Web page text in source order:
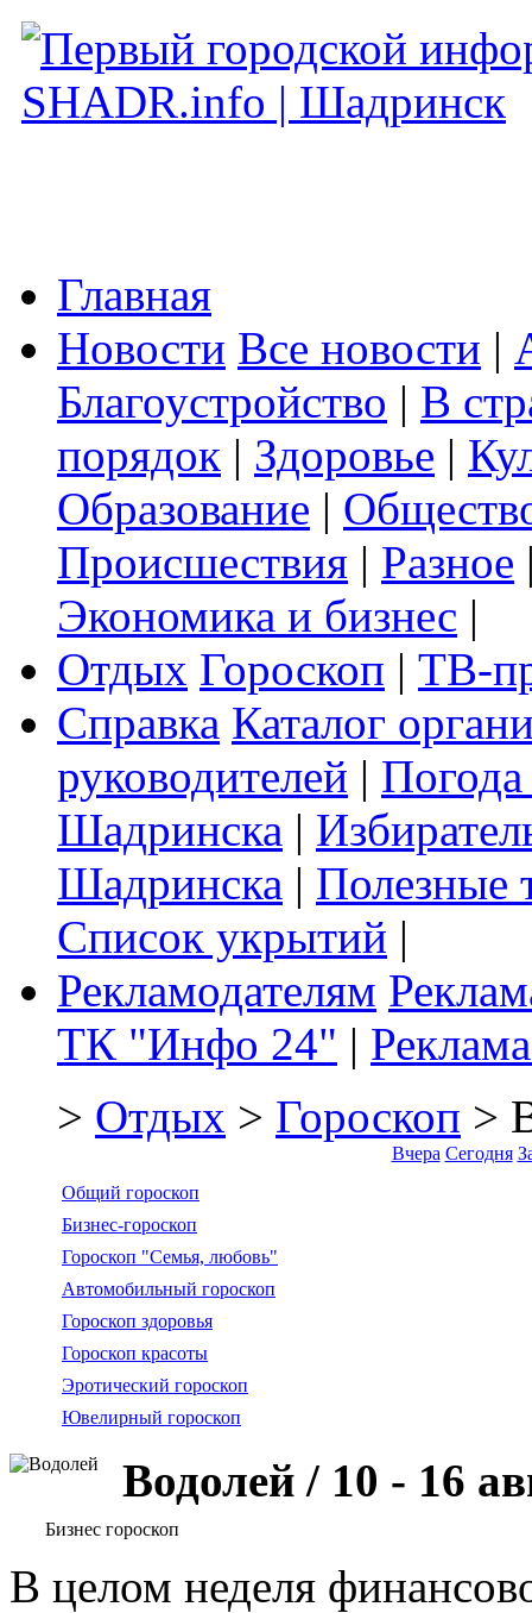
Главная
Новости Все новости |
Благоустройство | В
порядок | Здоровье |
Образование |
Происшествия | Разное
Экономика и бизнес |
Отдых Гороскоп | ТВ-
Справка Каталог
руководителей |
Шадринска |
Шадринска | Полезные
Список укрытий |
Рекламодателям
ТК "Инфо 24" |
> Отдых > Гороскоп >
Вчера Сегодня
Общий гороскоп
Бизнес-гороскоп
Гороскоп "Семья, любовь"
Автомобильный гороскоп
Гороскоп здоровья
Гороскоп красоты
Эротический гороскоп
Ювелирный гороскоп
Водолей / 10 - 16
Бизнес гороскоп
В целом неделя